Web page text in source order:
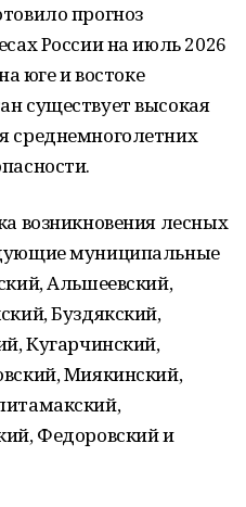
прогноз
России на июль 2026
юге и востоке
существует высокая
среднемноголетних
возникновения лесных
муниципальные
Альшеевский,
Буздякский,
Кугарчинский,
Миякинский,
Федоровский и